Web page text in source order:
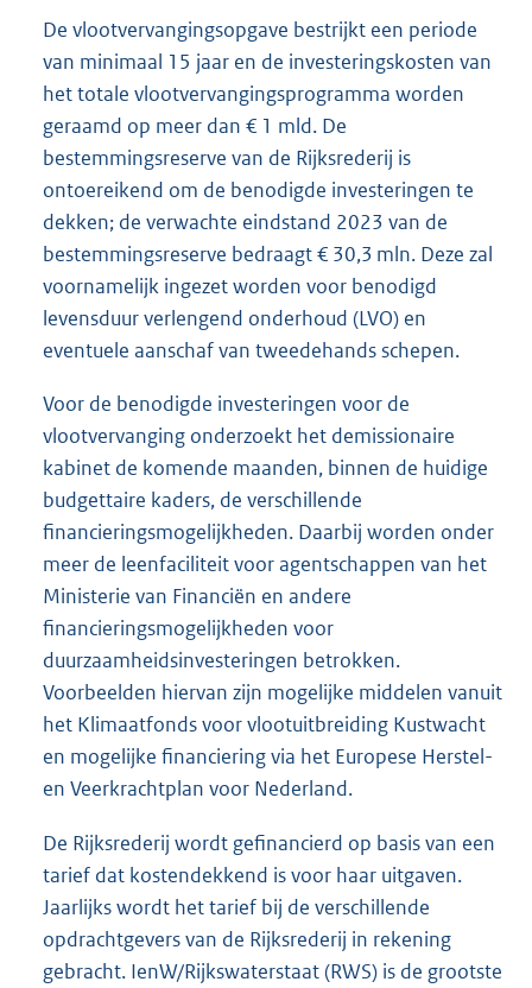
De vlootvervangingsopgave bestrijkt een periode
van minimaal 15 jaar en de investeringskosten van
het totale vlootvervangingsprogramma worden
geraamd op meer dan € 1 mld. De
bestemmingsreserve van de Rijksrederij is
ontoereikend om de benodigde investeringen te
dekken; de verwachte eindstand 2023 van de
bestemmingsreserve bedraagt € 30,3 mln. Deze zal
voornamelijk ingezet worden voor benodigd
levensduur verlengend onderhoud (LVO) en
eventuele aanschaf van tweedehands schepen.
Voor de benodigde investeringen voor de
vlootvervanging onderzoekt het demissionaire
kabinet de komende maanden, binnen de huidige
budgettaire kaders, de verschillende
financieringsmogelijkheden. Daarbij worden onder
meer de leenfaciliteit voor agentschappen van het
Ministerie van Financiën en andere
financieringsmogelijkheden voor
duurzaamheidsinvesteringen betrokken.
Voorbeelden hiervan zijn mogelijke middelen vanuit
het Klimaatfonds voor vlootuitbreiding Kustwacht
en mogelijke financiering via het Europese Herstel-
en Veerkrachtplan voor Nederland.
De Rijksrederij wordt gefinancierd op basis van een
tarief dat kostendekkend is voor haar uitgaven.
Jaarlijks wordt het tarief bij de verschillende
opdrachtgevers van de Rijksrederij in rekening
gebracht. IenW/Rijkswaterstaat (RWS) is de grootste